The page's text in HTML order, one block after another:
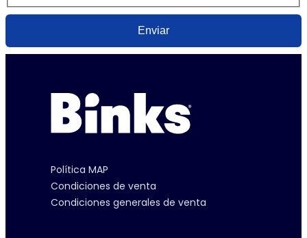
Enviar
Política MAP
Condiciones de venta
Condiciones generales de venta